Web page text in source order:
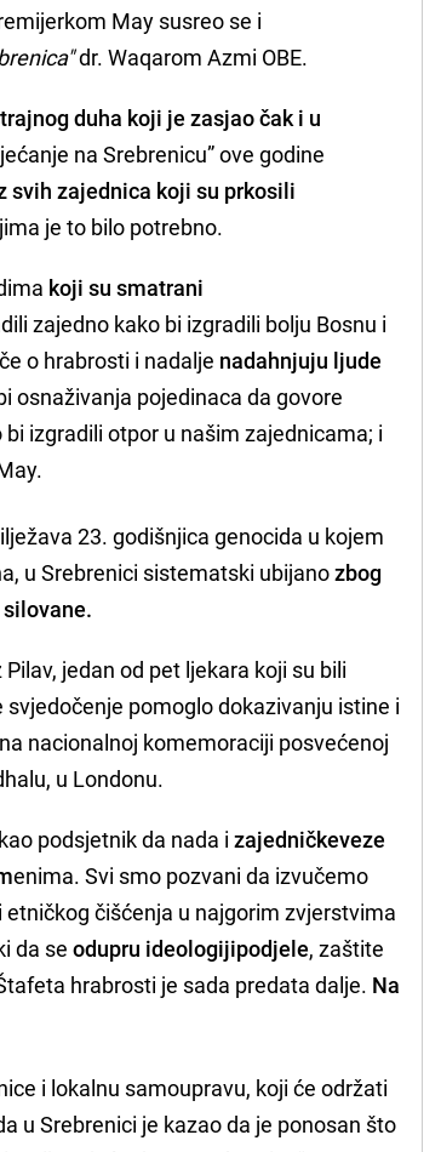
May susreo se i
dr. Waqarom Azmi OBE.
duha koji je zasjao čak i u
na Srebrenicu” ove godine
svih zajednica koji su prkosili
je to bilo potrebno.
koji su smatrani
zajedno kako bi izgradili bolju Bosnu i
o hrabrosti i nadalje nadahnjuju ljude
osnaživanja pojedinaca da govore
izgradili otpor u našim zajednicama; i
23. godišnjica genocida u kojem
u Srebrenici sistematski ubijanozbog
jedan od pet ljekara koji su bili
pomoglo dokazivanju istine i
nacionalnoj komemoraciji posvećenoj
u Londonu.
podsjetnik da nada izajedničkeveze
enima. Svi smo pozvani da izvučemo
čišćenja u najgorim zvjerstvima
da seodupru ideologijipodjele, zaštite
hrabrosti je sada predata dalje. Na
i lokalnu samoupravu, koji će održati
u Srebrenici je kazao da je ponosan što